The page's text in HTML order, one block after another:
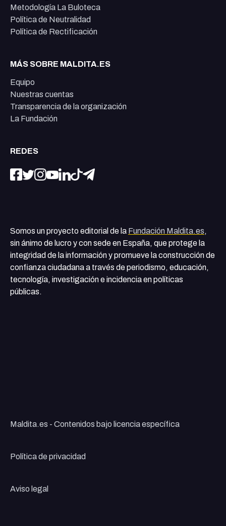
Metodología La Buloteca
Política de Neutralidad
Política de Rectificación
MÁS SOBRE MALDITA.ES
Equipo
Nuestras cuentas
Transparencia de la organización
La Fundación
REDES
Somos un proyecto editorial de la Fundación Maldita.es,
sin ánimo de lucro y con sede en España, que protege la
integridad de la información y promueve la construcción de
confianza ciudadana a través de periodismo, educación,
tecnología, investigación e incidencia en políticas
públicas.
Maldita.es - Contenidos bajo licencia específica
Política de privacidad
Aviso legal